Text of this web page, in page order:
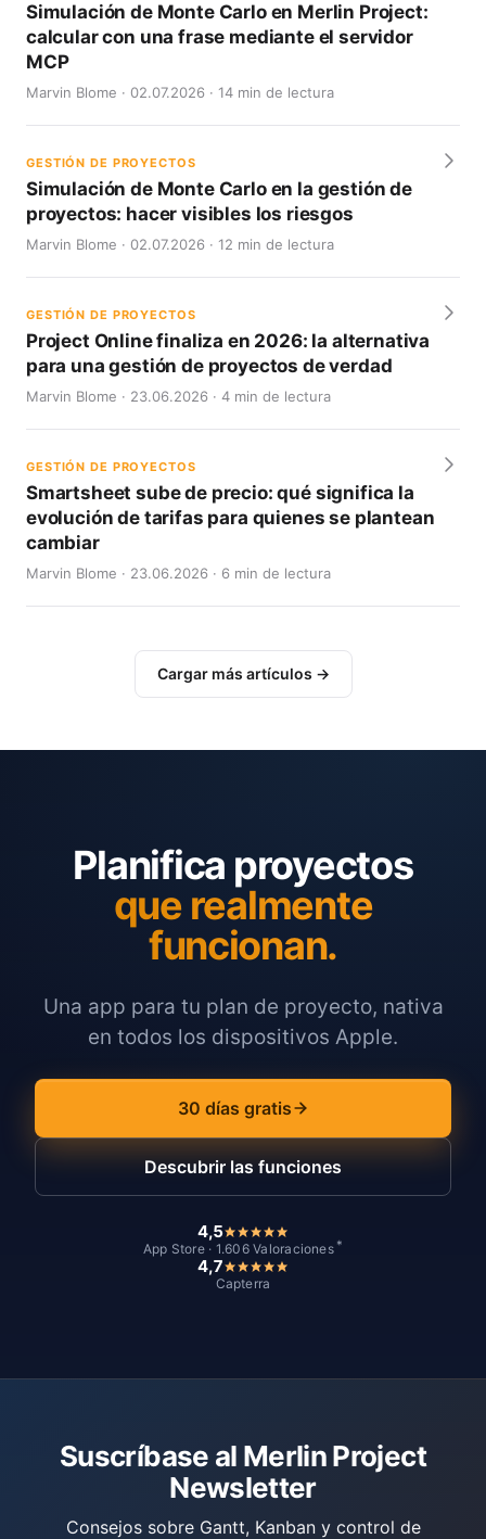
Simulación de Monte Carlo en Merlin Project:
calcular con una frase mediante el servidor
MCP
Marvin Blome · 02.07.2026 · 14 min de lectura
GESTIÓN DE PROYECTOS
Simulación de Monte Carlo en la gestión de
proyectos: hacer visibles los riesgos
Marvin Blome · 02.07.2026 · 12 min de lectura
GESTIÓN DE PROYECTOS
Project Online finaliza en 2026: la alternativa
para una gestión de proyectos de verdad
Marvin Blome · 23.06.2026 · 4 min de lectura
GESTIÓN DE PROYECTOS
Smartsheet sube de precio: qué significa la
evolución de tarifas para quienes se plantean
cambiar
Marvin Blome · 23.06.2026 · 6 min de lectura
Cargar más artículos →
Planifica proyectos
que realmente
funcionan.
Una app para tu plan de proyecto, nativa
en todos los dispositivos Apple.
30 días gratis
Descubrir las funciones
4,5
App Store · 1.606 Valoraciones *
4,7
Capterra
Suscríbase al Merlin Project
Newsletter
Consejos sobre Gantt, Kanban y control de